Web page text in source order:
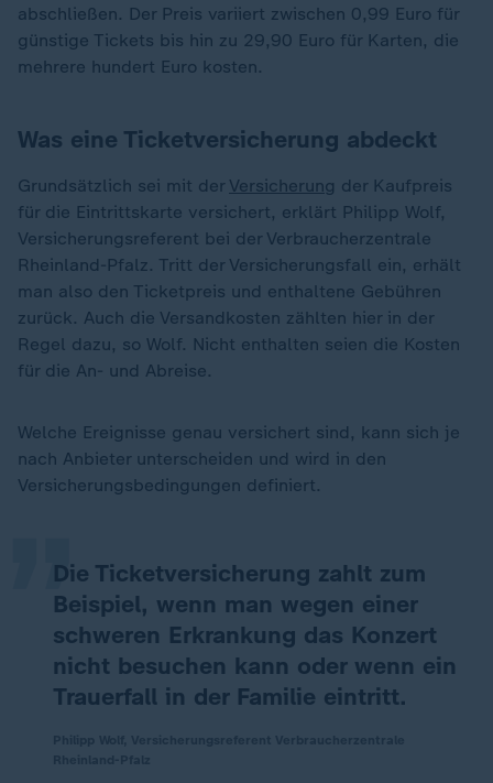
abschließen. Der Preis variiert zwischen 0,99 Euro für
günstige Tickets bis hin zu 29,90 Euro für Karten, die
mehrere hundert Euro kosten.
Was eine Ticketversicherung abdeckt
Grundsätzlich sei mit der Versicherung der Kaufpreis
für die Eintrittskarte versichert, erklärt Philipp Wolf,
Versicherungsreferent bei der Verbraucherzentrale
Rheinland-Pfalz. Tritt der Versicherungsfall ein, erhält
man also den Ticketpreis und enthaltene Gebühren
zurück. Auch die Versandkosten zählten hier in der
Regel dazu, so Wolf. Nicht enthalten seien die Kosten
für die An- und Abreise.
Welche Ereignisse genau versichert sind, kann sich je
nach Anbieter unterscheiden und wird in den
Versicherungsbedingungen definiert.
Die Ticketversicherung zahlt zum
Beispiel, wenn man wegen einer
schweren Erkrankung das Konzert
nicht besuchen kann oder wenn ein
Trauerfall in der Familie eintritt.
„